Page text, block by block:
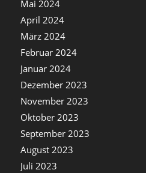
Mai 2024
April 2024
März 2024
Februar 2024
Januar 2024
Dezember 2023
November 2023
Oktober 2023
September 2023
August 2023
Juli 2023